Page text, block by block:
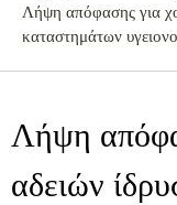
Λήψη απόφασης για
καταστημάτων
Λήψη
αδειών